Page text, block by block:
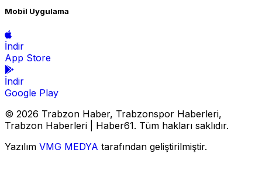
Mobil Uygulama
İndir
App Store
İndir
Google Play
© 2026 Trabzon Haber, Trabzonspor Haberleri,
Trabzon Haberleri | Haber61. Tüm hakları saklıdır.
Yazılım VMG MEDYA tarafından geliştirilmiştir.